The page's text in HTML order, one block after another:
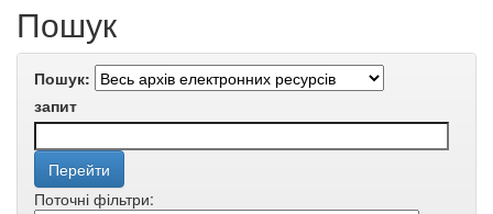
Пошук
Пошук:
запит
Поточні фільтри: